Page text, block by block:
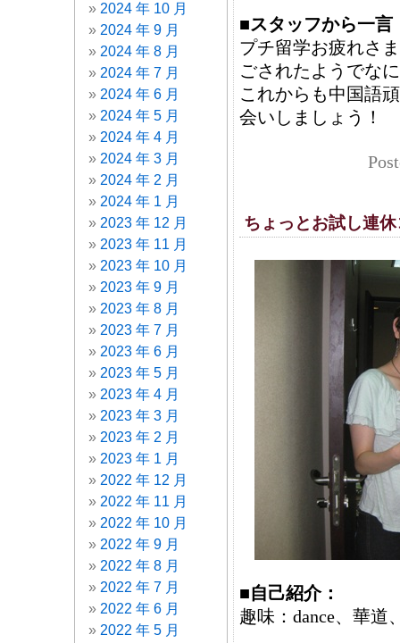
2024 年 10 月
2024 年 9 月
2024 年 8 月
2024 年 7 月
2024 年 6 月
2024 年 5 月
2024 年 4 月
2024 年 3 月
2024 年 2 月
2024 年 1 月
2023 年 12 月
2023 年 11 月
2023 年 10 月
2023 年 9 月
2023 年 8 月
2023 年 7 月
2023 年 6 月
2023 年 5 月
2023 年 4 月
2023 年 3 月
2023 年 2 月
2023 年 1 月
2022 年 12 月
2022 年 11 月
2022 年 10 月
2022 年 9 月
2022 年 8 月
2022 年 7 月
2022 年 6 月
2022 年 5 月
■スタッフから一言
プチ留学お疲れさ
ごされたようでな
これからも中国語
会いしましょう！
ちょっとお試し連
■自己紹介：
趣味：dance、華道